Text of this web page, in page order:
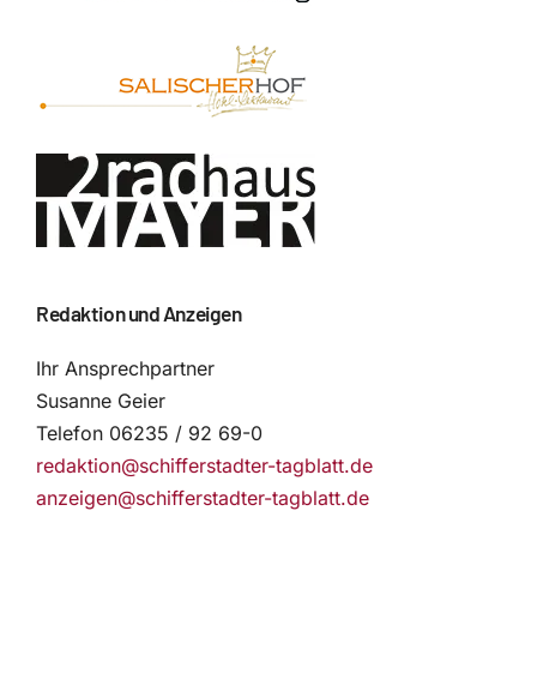
Redaktion und Anzeigen
Ihr Ansprechpartner
Susanne Geier
Telefon 06235 / 92 69-0
redaktion@schifferstadter-tagblatt.de
anzeigen@schifferstadter-tagblatt.de